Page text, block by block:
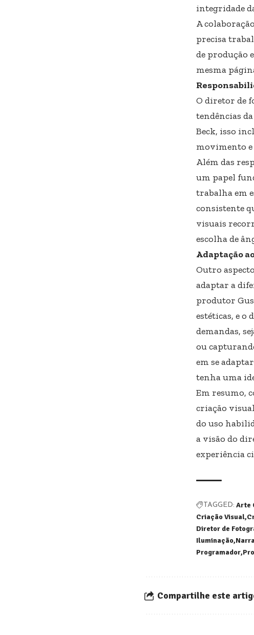
integridade
A
precisa
de produção
mesma
O diretor de
tendências
Beck, isso
movimento e
Além das
um papel
trabalha em
consistente
visuais
escolha de
Adaptação
Outro
adaptar a
produtor
estéticas, e o
demandas,
ou
em se
tenha uma
Em resumo,
criação
do uso
a visão do
experiência
TAGGED: Arte
Criação Visual
Diretor de
Iluminação
Programador
Compartilhe este